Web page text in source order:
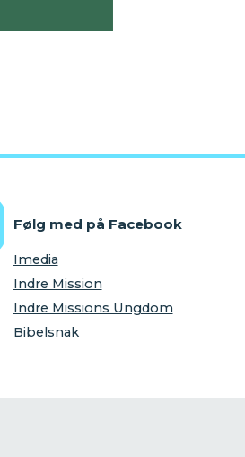
Følg med på Facebook
Imedia
Indre Mission
Indre Missions Ungdom
Bibelsnak